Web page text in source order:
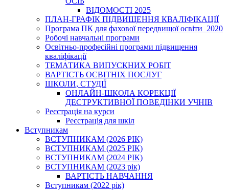
ВІДОМОСТІ 2025
ПЛАН-ГРАФІК ПІДВИЩЕННЯ КВАЛІФІКАЦІЇ
Програма ПК для фахової передвищої освіти_2020
Робочі навчальні програми
Освітньо-професійні програми підвищення
кваліфікації
ТЕМАТИКА ВИПУСКНИХ РОБІТ
ВАРТІСТЬ ОСВІТНІХ ПОСЛУГ
ШКОЛИ, СТУДІЇ
ОНЛАЙН-ШКОЛА КОРЕКЦІЇ
ДЕСТРУКТИВНОЇ ПОВЕДІНКИ УЧНІВ
Реєстрація на курси
Реєстрація для шкіл
Вступникам
ВСТУПНИКАМ (2026 РІК)
ВСТУПНИКАМ (2025 РІК)
ВСТУПНИКАМ (2024 РІК)
ВСТУПНИКАМ (2023 рік)
ВАРТІСТЬ НАВЧАННЯ
Вступникам (2022 рік)